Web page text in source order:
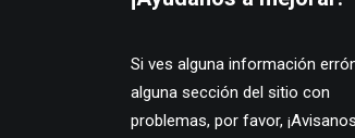
Si ves alguna información
alguna sección del sitio con
problemas, por favor,